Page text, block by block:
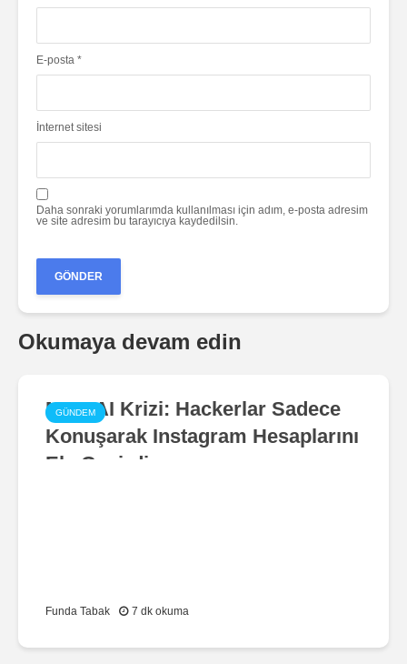
E-posta *
İnternet sitesi
Daha sonraki yorumlarımda kullanılması için adım, e-posta adresim
ve site adresim bu tarayıcıya kaydedilsin.
Okumaya devam edin
GÜNDEM
Meta AI Krizi: Hackerlar Sadece
Konuşarak Instagram Hesaplarını
Ele Geçirdi
Funda Tabak 7 dk okuma